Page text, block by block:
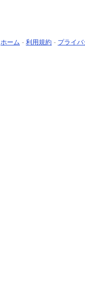
ホーム - 利用規約 - プライ